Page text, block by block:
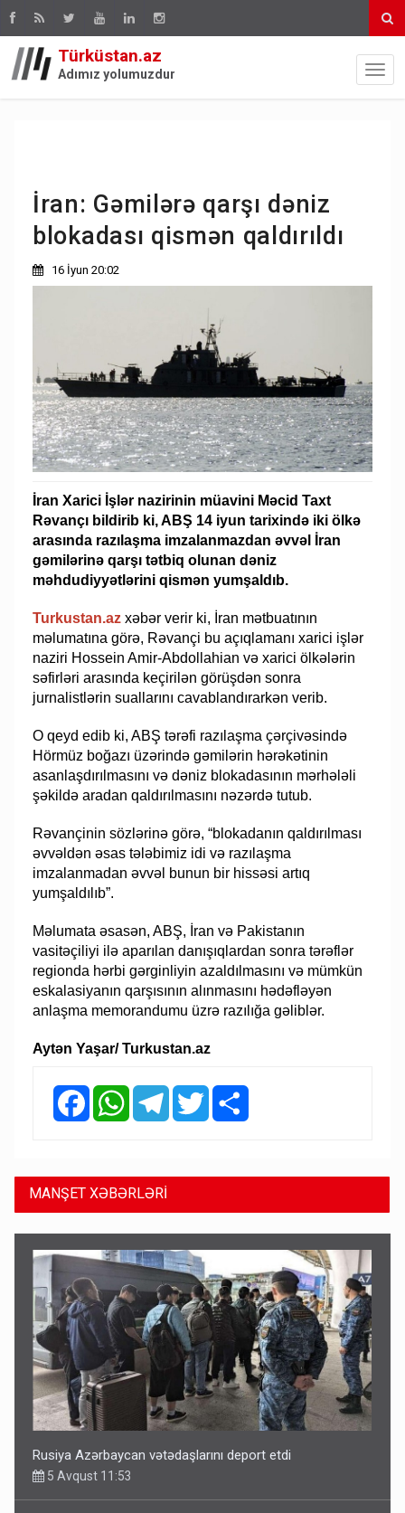
Türküstan.az
Adımız yolumuzdur
İran: Gəmilərə qarşı dəniz
blokadası qismən qaldırıldı
16 İyun 20:02
İran Xarici İşlər nazirinin müavini Məcid Taxt
Rəvançı bildirib ki, ABŞ 14 iyun tarixində iki ölkə
arasında razılaşma imzalanmazdan əvvəl İran
gəmilərinə qarşı tətbiq olunan dəniz
məhdudiyyətlərini qismən yumşaldıb.
Turkustan.az xəbər verir ki, İran mətbuatının
məlumatına görə, Rəvançi bu açıqlamanı xarici işlər
naziri Hossein Amir-Abdollahian və xarici ölkələrin
səfirləri arasında keçirilən görüşdən sonra
jurnalistlərin suallarını cavablandırarkən verib.
O qeyd edib ki, ABŞ tərəfi razılaşma çərçivəsində
Hörmüz boğazı üzərində gəmilərin hərəkətinin
asanlaşdırılmasını və dəniz blokadasının mərhələli
şəkildə aradan qaldırılmasını nəzərdə tutub.
Rəvançinin sözlərinə görə, “blokadanın qaldırılması
əvvəldən əsas tələbimiz idi və razılaşma
imzalanmadan əvvəl bunun bir hissəsi artıq
yumşaldılıb”.
Məlumata əsasən, ABŞ, İran və Pakistanın
vasitəçiliyi ilə aparılan danışıqlardan sonra tərəflər
regionda hərbi gərginliyin azaldılmasını və mümkün
eskalasiyanın qarşısının alınmasını hədəfləyən
anlaşma memorandumu üzrə razılığa gəliblər.
Aytən Yaşar/ Turkustan.az
FacebookWhatsAppTelegramTwitter
MANŞET XƏBƏRLƏRİ
Rusiya Azərbaycan vətədaşlarını deport etdi
5 Avqust 11:53